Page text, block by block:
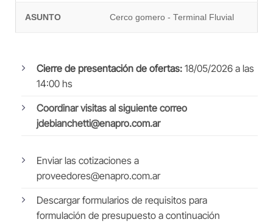
ASUNTO Cerco gomero - Terminal Fluvial
Cierre de presentación de ofertas: 18/05/2026 a las
14:00 hs
Coordinar visitas al siguiente correo
jdebianchetti@enapro.com.ar
Enviar las cotizaciones a
proveedores@enapro.com.ar
Descargar formularios de requisitos para
formulación de presupuesto a continuación